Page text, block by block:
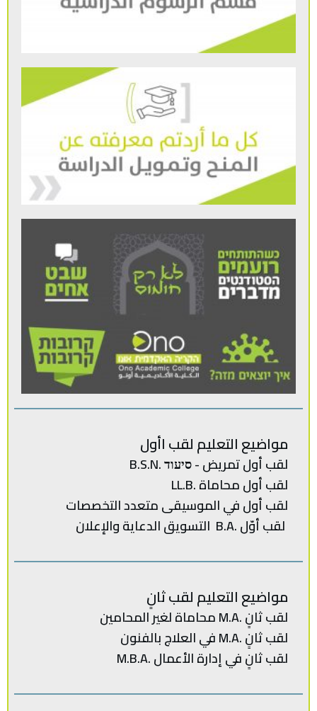
مواضيع التعليم لقب اأول
لقب أول تمريض - סיעוד .B.S.N
لقب أول محاماة .LL.B
لقب‭ ‬أول في‭ ‬الموسيقى‭ ‬متعدد‭ ‬
التخصصات‭
لقب‭ ‬أوّل .‭ ‬B.Aالتسويق‭ ‬الدعاية‭ ‬والإعلان
مواضيع التعليم لقب ثانٍ
لقب‭ ‬ثانٍ .‭ ‬M.Aمحاماة‭ ‬لغير‭ ‬المحامين
لقب ثانٍ .M.A في العلاج بالفنون
لقب‭ ‬ثانٍ‭ ‬في‭ ‬إدارة‭ ‬الأعمال .‭ M.B.A